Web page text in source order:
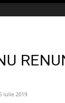
iulie 2019